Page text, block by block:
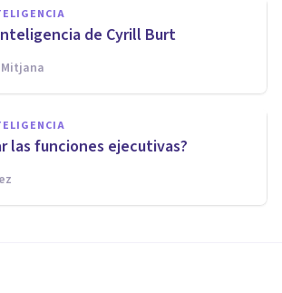
de Cyrill Burt
las funciones ejecutivas?